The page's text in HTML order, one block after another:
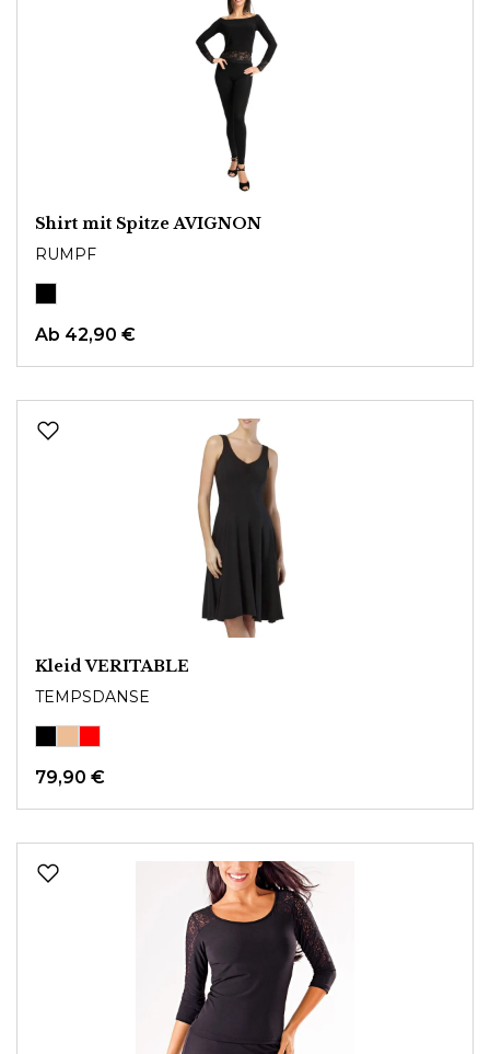
Shirt mit Spitze AVIGNON
RUMPF
Ab 42,90 €
Kleid VERITABLE
TEMPSDANSE
79,90 €